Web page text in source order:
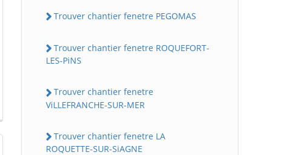
Trouver chantier fenetre PEGOMAS
Trouver chantier fenetre ROQUEFORT-
LES-PiNS
Trouver chantier fenetre
ViLLEFRANCHE-SUR-MER
Trouver chantier fenetre LA
ROQUETTE-SUR-SiAGNE